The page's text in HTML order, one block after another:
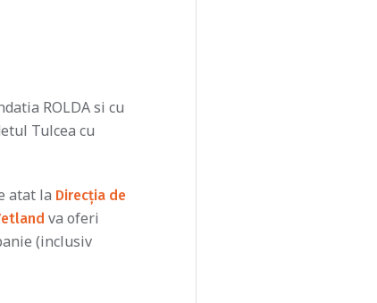
ROLDA si cu
Tulcea cu
atat la Direcția de
va oferi
(inclusiv